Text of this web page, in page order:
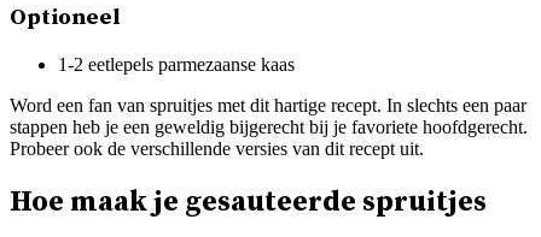
Optioneel
1-2 eetlepels parmezaanse kaas
Word een fan van spruitjes met dit hartige recept. In slechts een paar
stappen heb je een geweldig bijgerecht bij je favoriete hoofdgerecht.
Probeer ook de verschillende versies van dit recept uit.
Hoe maak je gesauteerde spruitjes